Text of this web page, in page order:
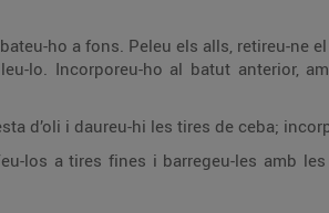
ho a fons. Peleu els alls, retireu-ne
lo. Incorporeu-ho al batut anterior,
d’oli i daureu-hi les tires de ceba;
los a tires fines i barregeu-les amb